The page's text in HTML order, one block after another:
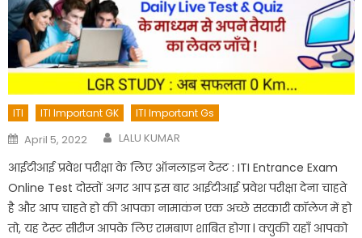
ITI ITI Important GK ITI Important Gs
Posted
on
April 5, 2022 Author
LALU KUMAR
आईटीआई प्रवेश परीक्षा के लिए ऑनलाइन टेस्ट : ITI Entrance Exam
Online Test दोस्तों अगर आप इस बार आईटीआई प्रवेश परीक्षा देना चाहते
है और आप चाहते हो की आपका नामाकंन एक अच्छे सरकारी कॉलेज में हो
तो, यह टेस्ट सीरीज आपके लिए रामबाण शाबित होगा l क्युकी यहाँ आपको